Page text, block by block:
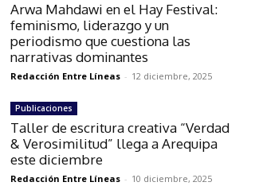
Arwa Mahdawi en el Hay Festival:
feminismo, liderazgo y un
periodismo que cuestiona las
narrativas dominantes
Redacción Entre Líneas - 12 diciembre, 2025
Publicaciones
Taller de escritura creativa “Verdad
& Verosimilitud” llega a Arequipa
este diciembre
Redacción Entre Líneas - 10 diciembre, 2025